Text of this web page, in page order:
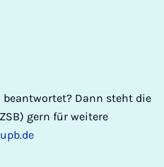
Dann steht die
gern für weitere